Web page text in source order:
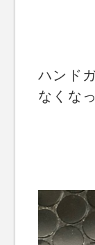
ハンド
なくな